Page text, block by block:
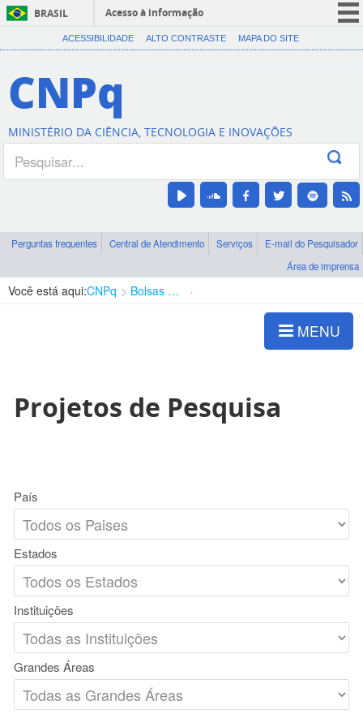
BRASIL
Acesso à informação
CORONAVÍRUS (COVID-19)
Canais
ACESSIBILIDADE ALTO CONTRASTE MAPA DO SITE
CNPq
MINISTÉRIO DA CIÊNCIA, TECNOLOGIA E INOVAÇÕES
Perguntas frequentes Central de Atendimento Serviços
E-mail do Pesquisador
Área de imprensa
Você está aqui:CNPq Bolsas e Auxílios Vigentes
MENU
Projetos de Pesquisa
País
Estados
Instituições
Grandes Áreas